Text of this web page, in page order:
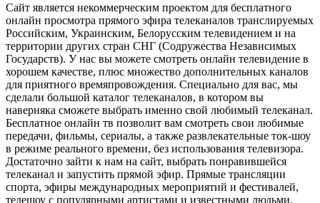
Сайт является некоммерческим проектом для бесплатного
онлайн просмотра прямого эфира телеканалов транслируемых
Российским, Украинским, Белорусским телевидением и на
территории других стран СНГ (Содружества Независимых
Государств). У нас вы можете смотреть онлайн телевидение в
хорошем качестве, плюс множество дополнительных каналов
для приятного времяпровождения. Специально для вас, мы
сделали большой каталог телеканалов, в котором вы
наверняка сможете выбрать именно свой любимый телеканал.
Бесплатное онлайн тв позволит вам смотреть свои любимые
передачи, фильмы, сериалы, а также развлекательные ток-шоу
в режиме реального времени, без использования телевизора.
Достаточно зайти к нам на сайт, выбрать понравившейся
телеканал и запустить прямой эфир. Прямые трансляции
спорта, эфиры международных мероприятий и фестивалей,
телешоу с популярными артистами и известными людьми,